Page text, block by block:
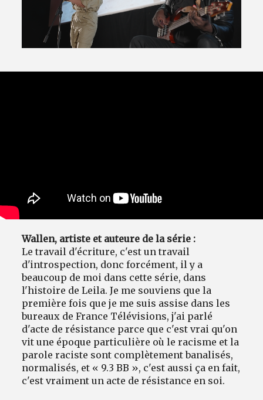
Wallen, artiste et auteure de la série :
Le travail d'écriture, c'est un travail
d'introspection, donc forcément, il y a
beaucoup de moi dans cette série, dans
l'histoire de Leila. Je me souviens que la
première fois que je me suis assise dans les
bureaux de France Télévisions, j'ai parlé
d'acte de résistance parce que c'est vrai qu'on
vit une époque particulière où le racisme et la
parole raciste sont complètement banalisés,
normalisés, et « 9.3 BB », c'est aussi ça en fait,
c'est vraiment un acte de résistance en soi.